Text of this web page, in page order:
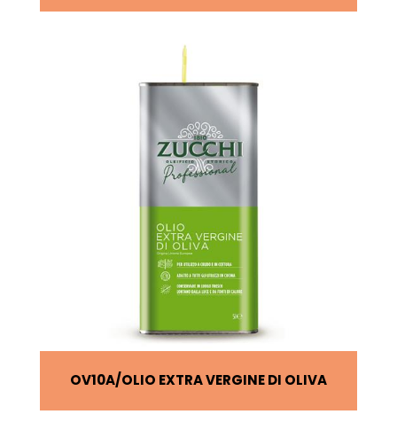
OV10A OLIO EXTRA VERGINE DI OLIVA